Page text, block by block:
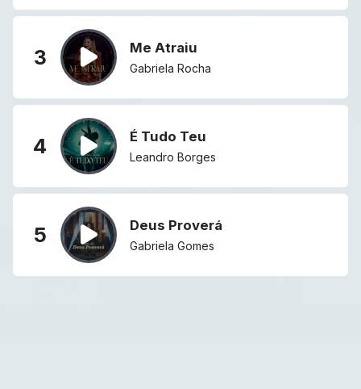
3 Me Atraiu
Gabriela Rocha
4 É Tudo Teu
Leandro Borges
5 Deus Proverá
Gabriela Gomes